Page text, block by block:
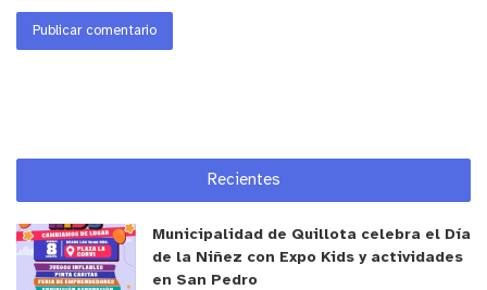
Consejo Regional al aprobar, con cargo a la glosa
insular, el traspaso de recursos por 840 millones
laborales en la isla.
ejecutan en las comunas, materializan el aporte
del Gobierno Regional a la generación de empleos
Recientes
Municipalidad de Quillota celebra el Día
de la Niñez con Expo Kids y actividades
en San Pedro